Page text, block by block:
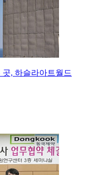
, 하슬라아트월드